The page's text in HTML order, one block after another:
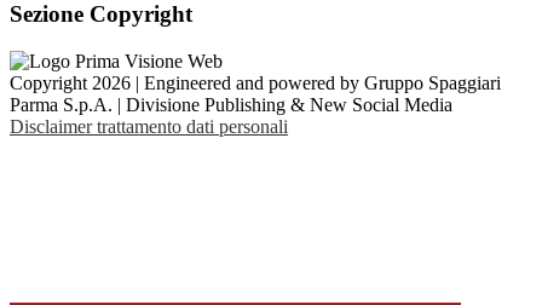
Sezione Copyright
Copyright 2026 | Engineered and powered by Gruppo Spaggiari
Parma S.p.A. | Divisione Publishing & New Social Media
Disclaimer trattamento dati personali